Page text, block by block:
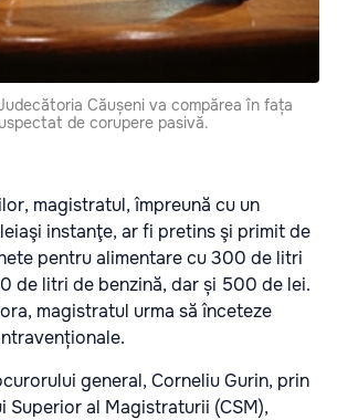
Căușeni va compărea în fața
de corupere pasivă.
magistratul, împreună cu un
instanţe, ar fi pretins şi primit de
pentru alimentare cu 300 de litri
de litri de benzină, dar și 500 de lei.
magistratul urma să înceteze
general, Corneliu Gurin, prin
Superior al Magistraturii (CSM),